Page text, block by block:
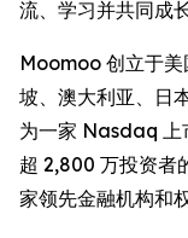
流、学习并共同成长
Moomoo 创立于美
坡、澳大利亚、日
为一家 Nasdaq 上
超 2,800 万投资者
家领先金融机构和